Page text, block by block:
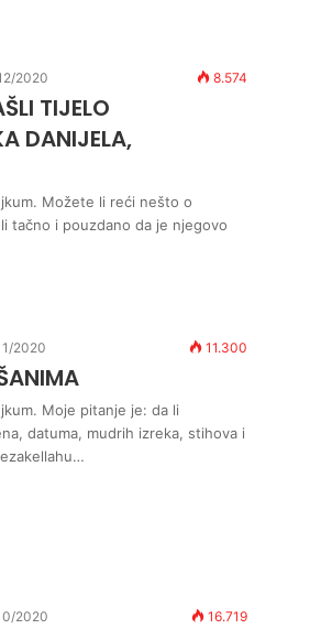
2020 8.574
TIJELO
DANIJELA,
Možete li reći nešto o
tačno i pouzdano da je njegovo
2020 11.300
Moje pitanje je: da li
datuma, mudrih izreka, stihova i
2020 16.719